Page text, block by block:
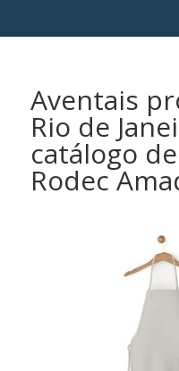
Aventais
Rio de
catálogo
Rodec